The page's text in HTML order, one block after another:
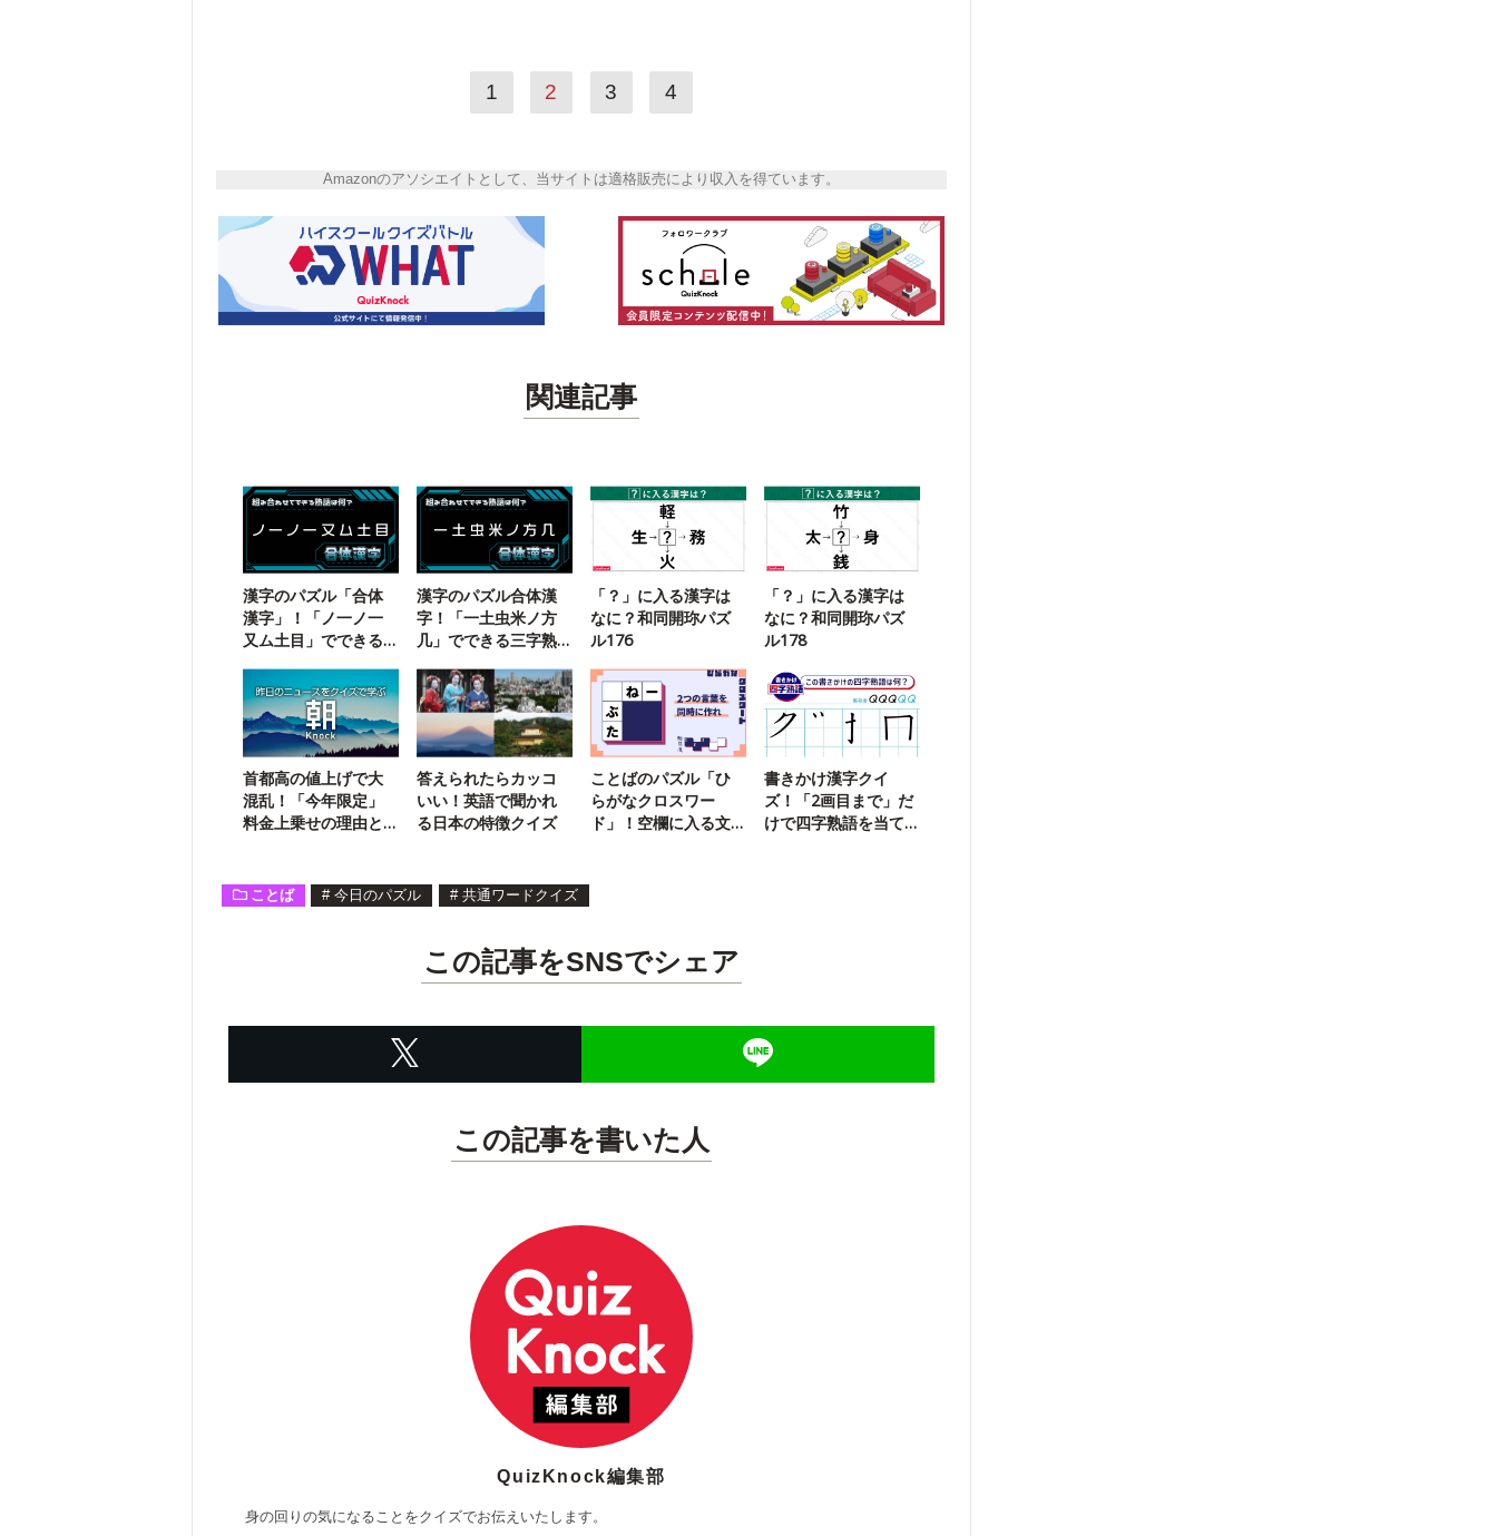
1 2 3 4
Amazonのアソシエイトとして、当サイトは適格販売により収入を得ています。
関連記事
漢字のパズル「合体
漢字」！「ノ一ノ一
又ム土目」でできる
漢字のパズル合体漢
字！「一土虫米ノ方
几」でできる三字熟
「？」に入る漢字は
なに？和同開珎パズ
ル176
「？」に入る漢字は
なに？和同開珎パズ
ル178
首都高の値上げで大
混乱！「今年限定」
料金上乗せの理由と
答えられたらカッコ
いい！英語で聞かれ
る日本の特徴クイズ
ことばのパズル「ひ
らがなクロスワー
ド」！空欄に入る文
書きかけ漢字クイ
ズ！「2画目まで」だ
けで四字熟語を当て
ことば # 今日のパズル # 共通ワードクイズ
この記事をSNSでシェア
この記事を書いた人
QuizKnock編集部
身の回りの気になることをクイズでお伝えいたします。